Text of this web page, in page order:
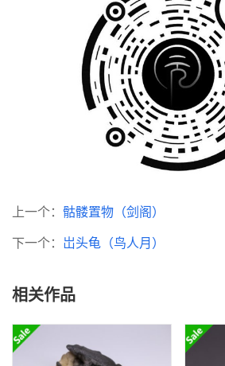
上一个： 骷髅置物（剑阁）
下一个： 岀头龟（鸟人月）
相关作品